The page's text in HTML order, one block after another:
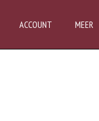
ACCOUNT MEER